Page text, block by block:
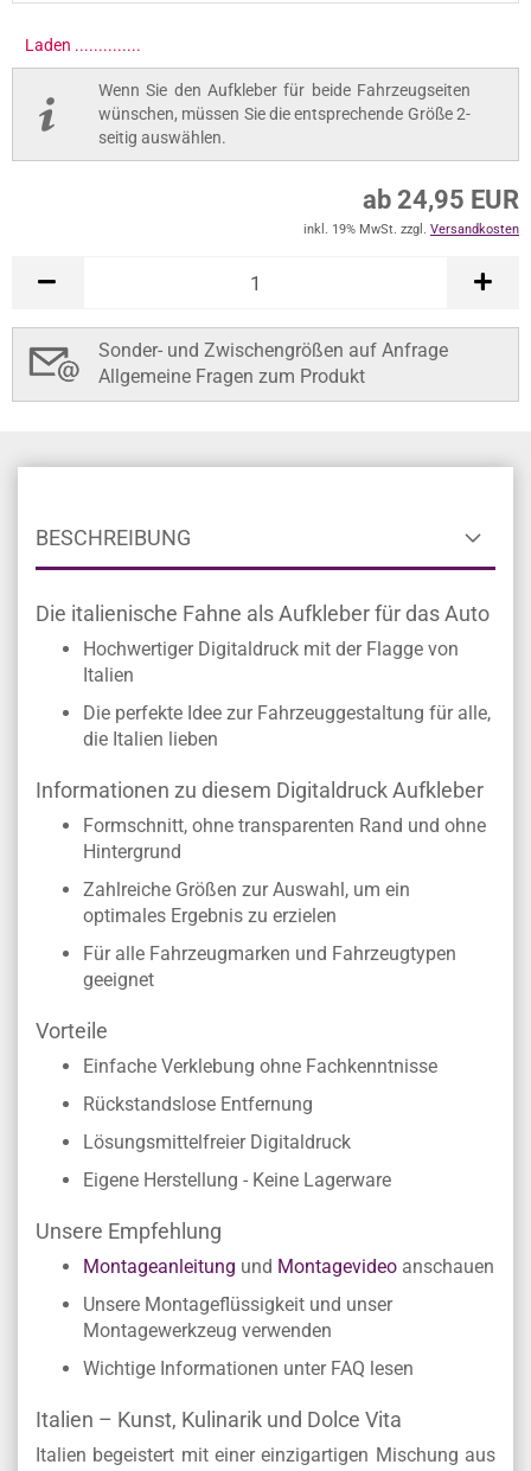
Wenn Sie den Aufkleber für beide Fahrzeugseiten
wünschen, müssen Sie die entsprechende Größe 2-
seitig auswählen.
ab 24,95 EUR
inkl. 19% MwSt. zzgl. Versandkosten
In den Warenkorb
BESCHREIBUNG
Die italienische Fahne als Aufkleber für das Auto
Hochwertiger Digitaldruck mit der Flagge von
Italien
Die perfekte Idee zur Fahrzeuggestaltung für alle,
die Italien lieben
Informationen zu diesem Digitaldruck Aufkleber
Formschnitt, ohne transparenten Rand und ohne
Hintergrund
Zahlreiche Größen zur Auswahl, um ein
optimales Ergebnis zu erzielen
Für alle Fahrzeugmarken und Fahrzeugtypen
geeignet
Vorteile
Einfache Verklebung ohne Fachkenntnisse
Rückstandslose Entfernung
Lösungsmittelfreier Digitaldruck
Eigene Herstellung - Keine Lagerware
Unsere Empfehlung
Montageanleitung undMontagevideo
Unsere Montageflüssigkeit und unser
Montagewerkzeug verwenden
Wichtige Informationen unter FAQ lesen